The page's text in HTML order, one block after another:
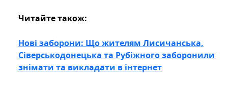
Читайте також:
Нові заборони: Що жителям Лисичанська,
Сіверськодонецька та Рубіжного заборонили
знімати та викладати в інтернет